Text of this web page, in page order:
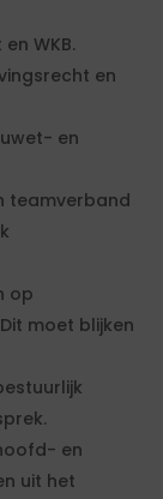
WKB.
en
en
teamverband
op
moet blijken
en
uit het